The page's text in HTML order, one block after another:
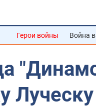
Герои войны Война